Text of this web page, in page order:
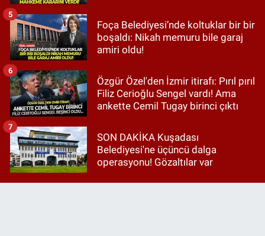
Foça Belediyesi’nde koltuklar bir bir
boşaldı: Nikah memuru bile garaj
amiri oldu!
5
Özgür Özel'den İzmir itirafı: Pırıl pırıl
Filiz Cerioğlu Sengel vardı! Ama
ankette Cemil Tugay birinci çıktı
6
SON DAKİKA Kuşadası
Belediyesi'ne üçüncü dalga
operasyonu! Gözaltılar var
7